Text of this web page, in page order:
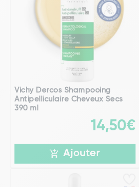
Vichy Dercos Shampooing
Antipelliculaire Cheveux Secs
390 ml
14,50€
Ajouter